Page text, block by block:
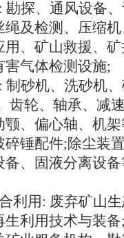
勘探、通风设备
绳及检测、压缩
用、矿山救援、
害气体检测设施;
制砂机、洗砂机
齿轮、轴承、减
颚、偏心轴、机
碎锤配件;除尘装
备、固液分离设
利用: 废弃矿山
生利用技术与装